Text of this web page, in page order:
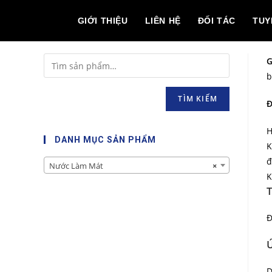
GIỚI THIỆU LIÊN HỆ ĐỐI TÁC
TÌM KIẾM
DANH MỤC SẢN PHẨM
×
Nước Làm Mát